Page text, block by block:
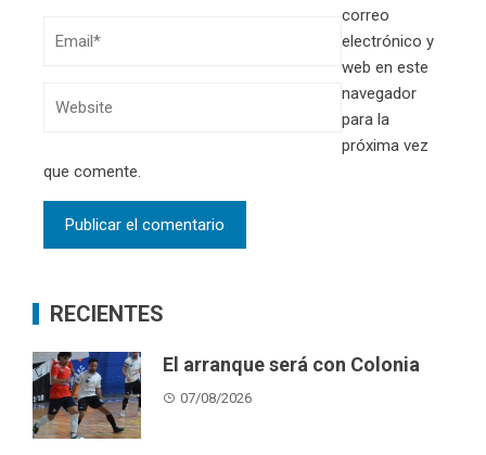
correo
electrónico y
web en este
navegador
para la
próxima vez
que comente.
RECIENTES
El arranque será con Colonia
07/08/2026